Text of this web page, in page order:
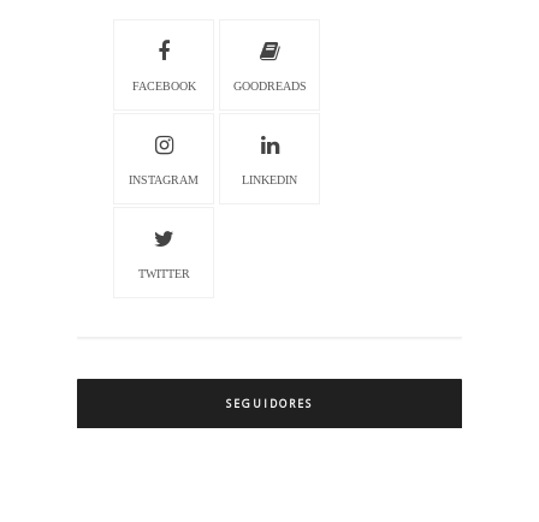
FACEBOOK GOODREADS
INSTAGRAM LINKEDIN
TWITTER
SEGUIDORES